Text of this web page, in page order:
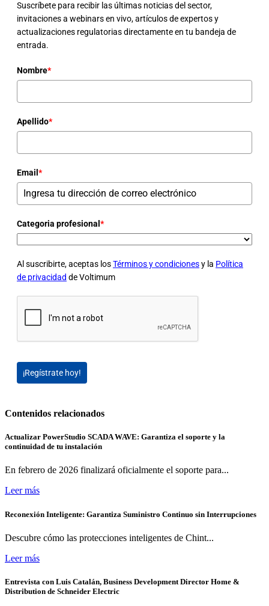
Suscríbete para recibir las últimas noticias del sector,
invitaciones a webinars en vivo, artículos de expertos y
actualizaciones regulatorias directamente en tu bandeja de
entrada.
Nombre*
Apellido*
Email *
Categoria profesional *
Al suscribirte, aceptas losTérminos y condicionesy la Política
de privacidad de Voltimum
¡Regístrate hoy!
Contenidos relacionados
Actualizar PowerStudio SCADA WAVE: Garantiza el soporte y la
continuidad de tu instalación
En febrero de 2026 finalizará oficialmente el soporte para...
Leer más
Reconexión Inteligente: Garantiza Suministro Continuo sin Interrupciones
Descubre cómo las protecciones inteligentes de Chint...
Leer más
Entrevista con Luis Catalán, Business Development Director Home &
Distribution de Schneider Electric